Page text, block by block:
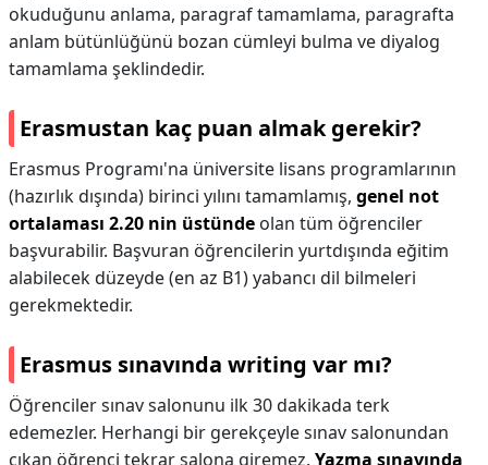
okuduğunu anlama, paragraf tamamlama, paragrafta
anlam bütünlüğünü bozan cümleyi bulma ve diyalog
tamamlama şeklindedir.
Erasmustan kaç puan almak gerekir?
Erasmus Programı'na üniversite lisans programlarının
(hazırlık dışında) birinci yılını tamamlamış, genel not
ortalaması 2.20 nin üstünde olan tüm öğrenciler
başvurabilir. Başvuran öğrencilerin yurtdışında eğitim
alabilecek düzeyde (en az B1) yabancı dil bilmeleri
gerekmektedir.
Erasmus sınavında writing var mı?
Öğrenciler sınav salonunu ilk 30 dakikada terk
edemezler. Herhangi bir gerekçeyle sınav salonundan
çıkan öğrenci tekrar salona giremez. Yazma sınavında